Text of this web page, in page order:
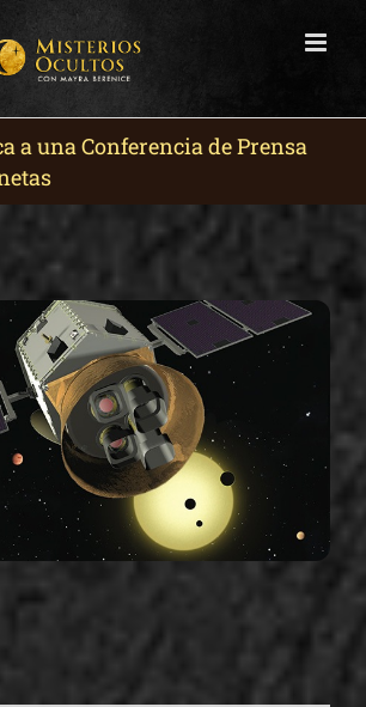
a una Conferencia de Prensa